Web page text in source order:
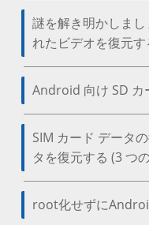
謎を解き明かしま
れたビデオを復元
Android 向け SD カ
SIM カード データ
タを復元する (3 つ
root化せずに